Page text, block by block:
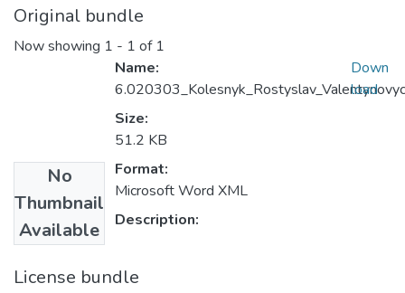
Original bundle
Now showing 1 - 1 of 1
No
Thumbnail
Available
Name:
Size:
51.2 KB
Format:
Microsoft Word XML
Description:
Down
load
License bundle